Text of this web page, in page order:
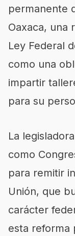
permanente
Oaxaca, una
Ley Federal
como una
impartir
para su
La
como
para remitir
Unión, que
carácter
esta reforma